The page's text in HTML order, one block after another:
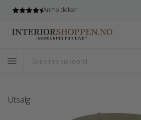
Anmeldelser
Utsalg